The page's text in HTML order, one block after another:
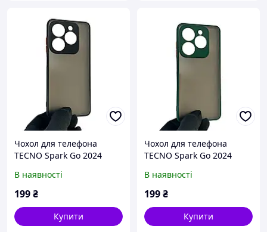
Чохол для телефона
TECNO Spark Go 2024
із захистом камери на
техно спарк го 2024
В наявності
199₴
Купити
Чохол для телефона
TECNO Spark Go 2024
із захистом камери на
техно спарк го 2024
В наявності
199₴
Купити